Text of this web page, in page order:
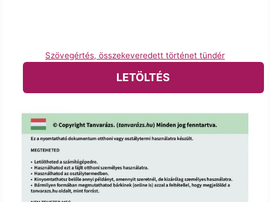
Szövegértés, összekeveredett történet tündér
LETÖLTÉS